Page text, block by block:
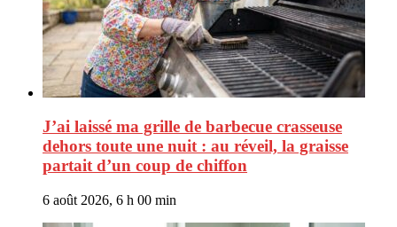
J’ai laissé ma grille de barbecue crasseuse
dehors toute une nuit : au réveil, la graisse
partait d’un coup de chiffon
6 août 2026, 6 h 00 min